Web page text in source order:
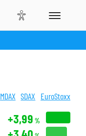
MDAX SDAX EuroStoxx
+3,99 %